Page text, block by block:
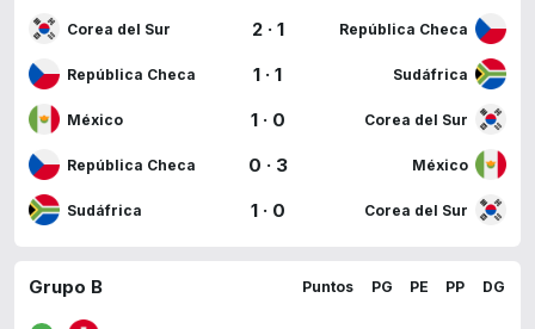
Corea del Sur 2 · 1 República Checa
República Checa 1 · 1 Sudáfrica
México 1 · 0 Corea del Sur
República Checa 0 · 3 México
Sudáfrica 1 · 0 Corea del Sur
Grupo B Puntos PG PE PP DG